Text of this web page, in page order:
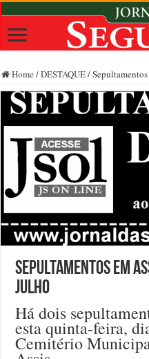
Home /DESTAQUE/
Sepultamentos em
julho
Há dois
esta quinta-feira,
Cemitério